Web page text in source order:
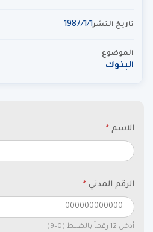
تاريخ النشر1‏‏/1‏‏/1987
الموضوع
البنوك
الاسم *
الرقم المدني *
أدخل 12 رقماً بالضبط (0–9)